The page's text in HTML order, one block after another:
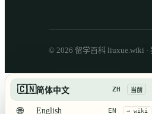
© 2026 留学百科 liuxue.wiki ·
🇨🇳简体中文 ZH 当前
🌐 English EN → wiki